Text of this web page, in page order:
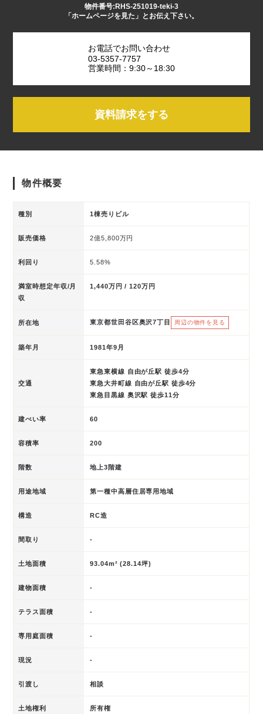
物件番号:RHS-251019-teki-3
「ホームページを見た」とお伝え下さい。
お電話でお問い合わせ
03-5357-7757
営業時間：9:30～18:30
資料請求をする
物件概要
種別 1棟売りビル
販売価格 2億5,800万円
利回り 5.58%
満室時想定年収/月
収
1,440万円 / 120万円
所在地 東京都世田谷区奥沢7丁目 周辺の物件を見る
築年月 1981年9月
交通
東急東横線 自由が丘駅 徒歩4分
東急大井町線 自由が丘駅 徒歩4分
東急目黒線 奥沢駅 徒歩11分
建ぺい率 60
容積率 200
階数 地上3階建
用途地域 第一種中高層住居専用地域
構造 RC造
間取り -
土地面積 93.04m² (28.14坪)
建物面積 -
テラス面積 -
専用庭面積 -
現況 -
引渡し 相談
土地権利 所有権